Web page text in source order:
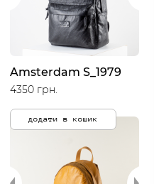
Amsterdam S_1979
4350 грн.
додати в кошик